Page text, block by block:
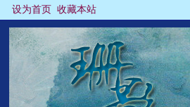
设为首页 收藏本站